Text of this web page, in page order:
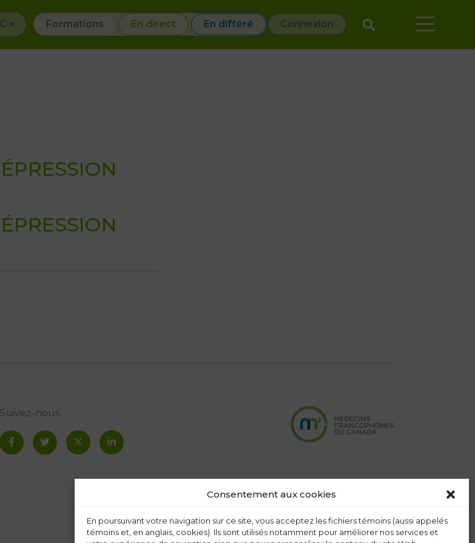
Consentement aux cookies
En poursuivant votre navigation sur ce site, vous acceptez les fichiers témoins (aussi appelés
témoins et, en anglais, cookies). Ils sont utilisés notamment pour améliorer nos services et
Formations En direct En différé Connexion
Suivez-nous: